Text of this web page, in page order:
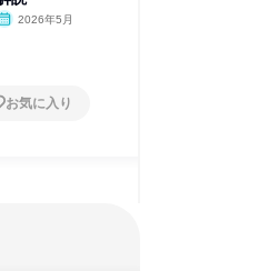
2026年5月
お気に入り